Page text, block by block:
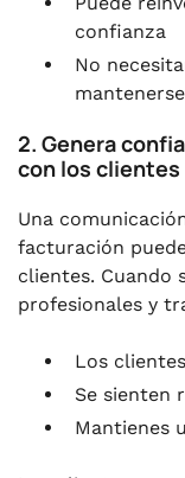
confianza
No
2. Genera
con los clientes
Una
facturación
clientes. Cuando
profesionales y
Los
Se sienten
Mantienes